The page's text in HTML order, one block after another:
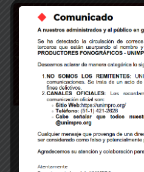
Comunicado
SALUDO AÑO
webmaster